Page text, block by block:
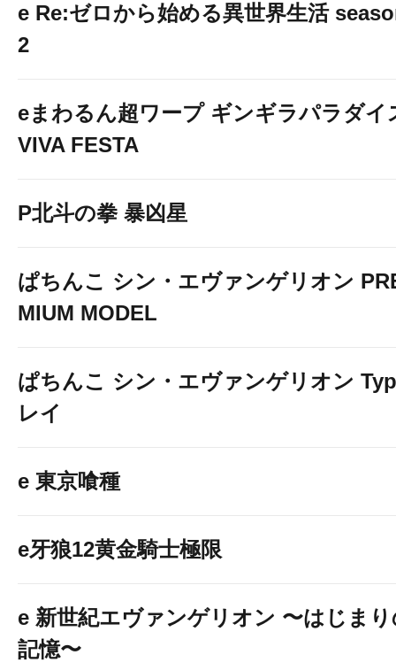
e Re:ゼロから始める異世界生活
2
eまわるん超ワープ ギンギラパラダイ
VIVA FESTA
P北斗の拳 暴凶星
ぱちんこ シン・エヴァンゲリオン
MIUM MODEL
ぱちんこ シン・エヴァンゲリオン
レイ
e 東京喰種
e牙狼12黄金騎士極限
e 新世紀エヴァンゲリオン 〜はじま
記憶〜